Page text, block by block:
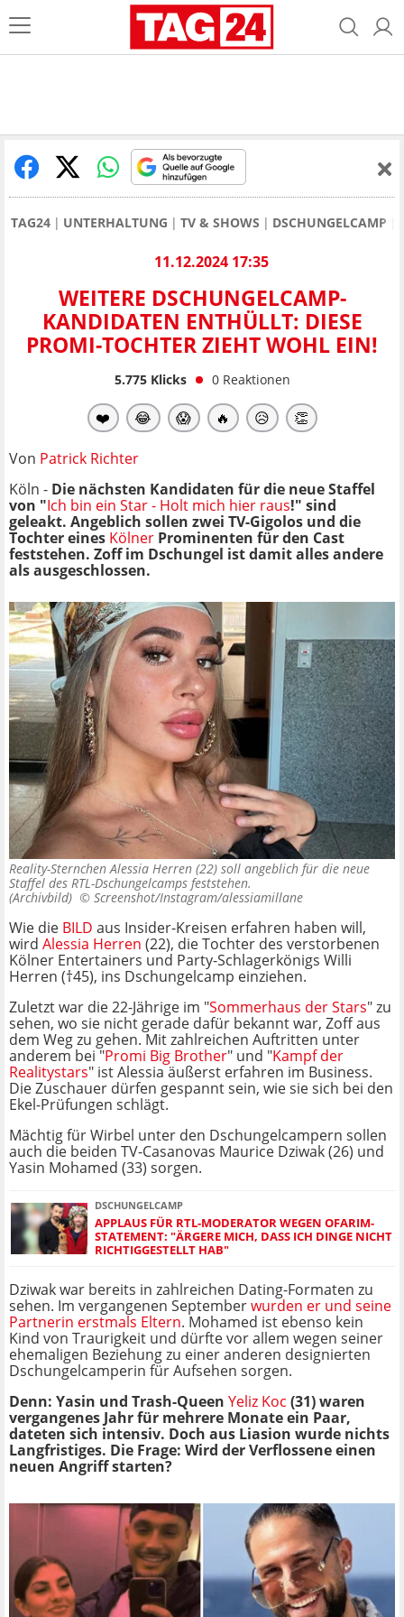
TAG24 UNTERHALTUNG TV & SHOWS DSCHUNGELCAMP
11.12.2024 17:35
WEITERE DSCHUNGELCAMP-
KANDIDATEN ENTHÜLLT: DIESE
PROMI-TOCHTER ZIEHT WOHL EIN!
5.775Klicks 0 Reaktionen
❤️ 😂 😱 🔥 😥 👏
Von Patrick Richter
Köln - Die nächsten Kandidaten für die neue Staffel
von "Ich bin ein Star - Holt mich hier raus!" sind
geleakt. Angeblich sollen zwei TV-Gigolos und die
Tochter eines Kölner Prominenten für den Cast
feststehen. Zoff im Dschungel ist damit alles andere
als ausgeschlossen.
Reality-Sternchen Alessia Herren (22) soll angeblich für die neue
Staffel des RTL-Dschungelcamps feststehen.
(Archivbild) © Screenshot/Instagram/alessiamillane
Wie die BILD aus Insider-Kreisen erfahren haben will,
wird Alessia Herren (22), die Tochter des verstorbenen
Kölner Entertainers und Party-Schlagerkönigs Willi
Herren (†45), ins Dschungelcamp einziehen.
Zuletzt war die 22-Jährige im "Sommerhaus der Stars" zu
sehen, wo sie nicht gerade dafür bekannt war, Zoff aus
dem Weg zu gehen. Mit zahlreichen Auftritten unter
anderem bei "Promi Big Brother" und "Kampf der
Realitystars" ist Alessia äußerst erfahren im Business.
Die Zuschauer dürfen gespannt sein, wie sie sich bei den
Ekel-Prüfungen schlägt.
Mächtig für Wirbel unter den Dschungelcampern sollen
auch die beiden TV-Casanovas Maurice Dziwak (26) und
Yasin Mohamed (33) sorgen.
DSCHUNGELCAMP
APPLAUS FÜR RTL-MODERATOR WEGEN OFARIM-
STATEMENT: "ÄRGERE MICH, DASS ICH DINGE NICHT
RICHTIGGESTELLT HAB"
Dziwak war bereits in zahlreichen Dating-Formaten zu
sehen. Im vergangenen Septemberwurden er und seine
Partnerin erstmals Eltern. Mohamed ist ebenso kein
Kind von Traurigkeit und dürfte vor allem wegen seiner
ehemaligen Beziehung zu einer anderen designierten
Dschungelcamperin für Aufsehen sorgen.
Denn: Yasin und Trash-Queen Yeliz Koc (31) waren
vergangenes Jahr für mehrere Monate ein Paar,
dateten sich intensiv. Doch aus Liasion wurde nichts
Langfristiges. Die Frage: Wird der Verflossene einen
neuen Angriff starten?